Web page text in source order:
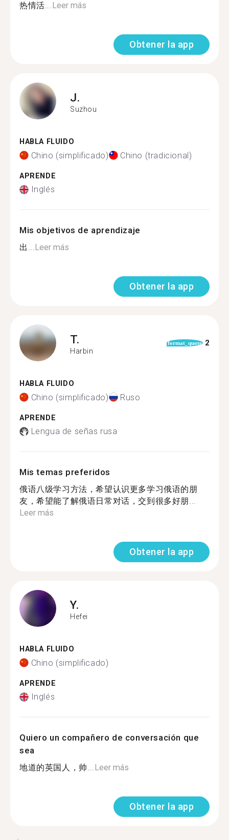
热情活...Leer más
Obtener la app
J.
Suzhou
HABLA FLUIDO
Chino (simplificado) Chino (tradicional)
APRENDE
Inglés
Mis objetivos de aprendizaje
出...Leer más
Obtener la app
T.
Harbin
format_quote 2
HABLA FLUIDO
Chino (simplificado) Ruso
APRENDE
Lengua de señas rusa
Mis temas preferidos
俄语八级学习方法，希望认识更多学习俄语的朋
友，希望能了解俄语日常对话，交到很多好朋...
Leer más
Obtener la app
Y.
Hefei
HABLA FLUIDO
Chino (simplificado)
APRENDE
Inglés
Quiero un compañero de conversación que
sea
地道的英国人，帅...Leer más
Obtener la app